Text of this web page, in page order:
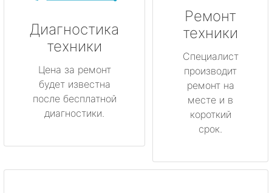
Диагностика
техники
Цена за ремонт
будет известна
после бесплатной
диагностики.
Ремонт
техники
Специалист
производит
ремонт на
месте и в
короткий
срок.